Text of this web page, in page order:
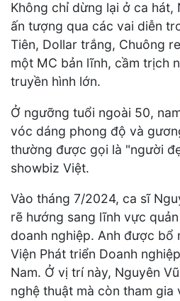
Không chỉ dừng lại ở ca hát,
ấn tượng qua các vai diễn
Tiên, Dollar trắng, Chuông
một MC bản lĩnh, cầm trịch
truyền hình lớn.
Ở ngưỡng tuổi ngoài 50,
vóc dáng phong độ và
thường được gọi là "người
showbiz Việt.
Vào tháng 7/2024, ca sĩ
rẽ hướng sang lĩnh vực
doanh nghiệp. Anh được bổ
Viện Phát triển Doanh
Nam. Ở vị trí này, Nguyên
nghệ thuật mà còn tham